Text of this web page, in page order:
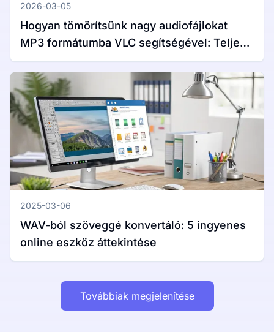
2026-03-05
Hogyan tömörítsünk nagy audiofájlokat
MP3 formátumba VLC segítségével: Teljes
útmutató Windows és Mac rendszerekhez
2025-03-06
WAV-ból szöveggé konvertáló: 5 ingyenes
online eszköz áttekintése
Továbbiak megjelenítése